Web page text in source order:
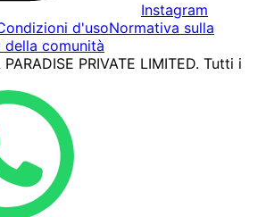
Instagram
d'usoNormativa sulla
della comunità
PRIVATE LIMITED. Tutti i